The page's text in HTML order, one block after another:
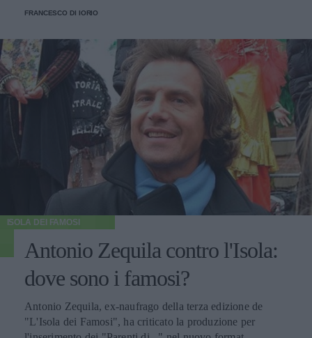
FRANCESCO DI IORIO
ISOLA DEI FAMOSI
Antonio Zequila contro l'Isola:
dove sono i famosi?
Antonio Zequila, ex-naufrago della terza edizione de
"L'Isola dei Famosi", ha criticato la produzione per